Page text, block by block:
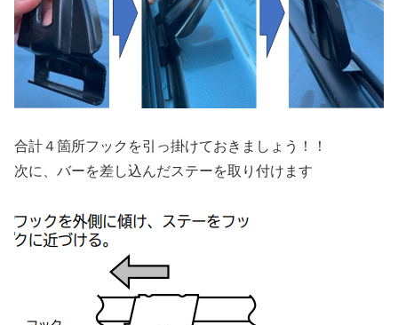
合計４箇所フックを引っ掛けておきましょう！！
次に、バーを差し込んだステーを取り付けます